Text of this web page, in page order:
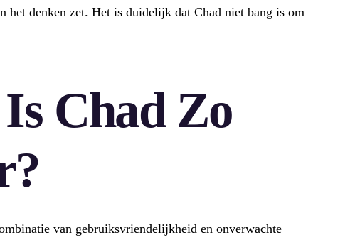
het denken zet. Het is duidelijk dat Chad niet bang is om
Chad Zo
van gebruiksvriendelijkheid en onverwachte